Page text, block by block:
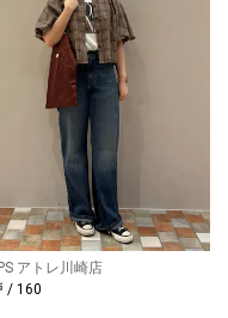
アトレ川崎店
/ 160